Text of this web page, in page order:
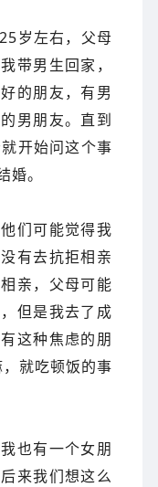
岁左右，父母
带男生回家，
的朋友，有男
男朋友。直到
开始问这个事
。
们可能觉得我
有去抗拒相亲
亲，父母可能
但是我去了成
这种焦虑的朋
就吃顿饭的事
也有一个女朋
来我们想这么